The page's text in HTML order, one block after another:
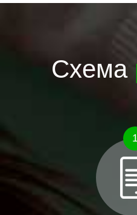
Схема